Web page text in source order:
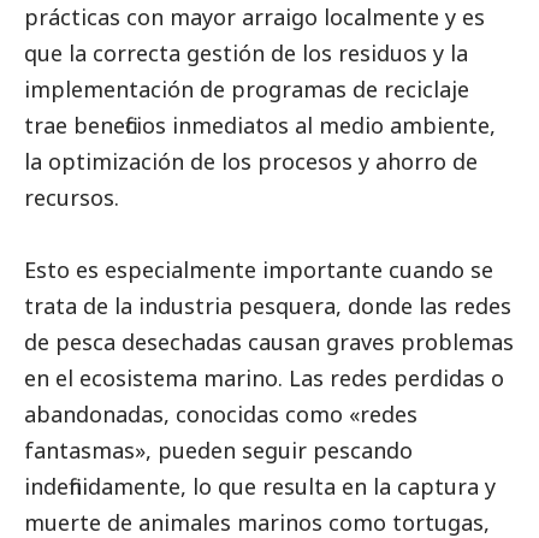
prácticas con mayor arraigo localmente y es
que la correcta gestión de los residuos y la
implementación de programas de reciclaje
trae beneficios inmediatos al medio ambiente,
la optimización de los procesos y ahorro de
recursos.
Esto es especialmente importante cuando se
trata de la industria pesquera, donde las redes
de pesca desechadas causan graves problemas
en el ecosistema marino. Las redes perdidas o
abandonadas, conocidas como «redes
fantasmas», pueden seguir pescando
indefinidamente, lo que resulta en la captura y
muerte de animales marinos como tortugas,